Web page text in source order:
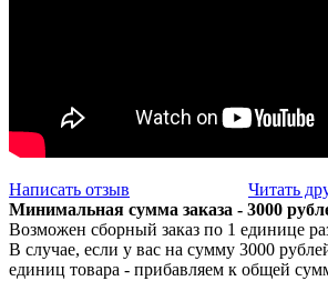
Написать отзыв
Читать
Минимальная сумма заказа - 3000
Возможен сборный заказ по 1 единице
В случае, если у вас на сумму 3000
единиц товара - прибавляем к общей